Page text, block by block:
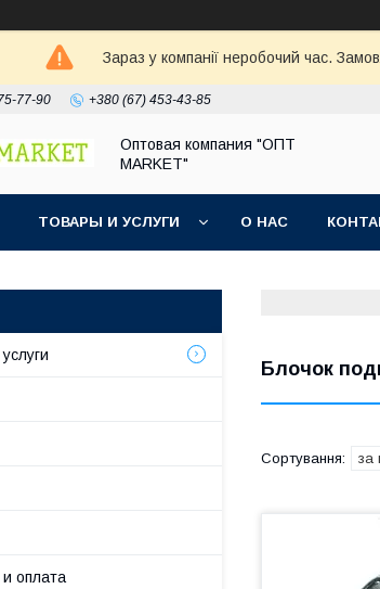
Зараз у компанії неробочий час.
77-90 +380 (67) 453-43-85
Оптовая компания "ОПТ
MARKET"
ТОВАРЫ И УСЛУГИ О НАС
Блочок
и оплата